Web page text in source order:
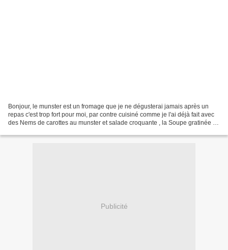
Bonjour, le munster est un fromage que je ne dégusterai jamais après un
repas c'est trop fort pour moi, par contre cuisiné comme je l'ai déjà fait avec
des Nems de carottes au munster et salade croquante , la Soupe gratinée à
Publicité